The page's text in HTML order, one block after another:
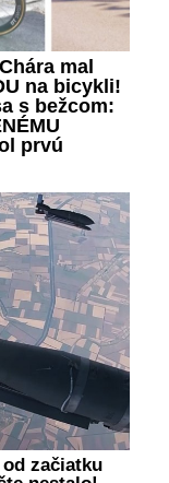
mal
na bicykli!
s bežcom:
prvú
začiatku